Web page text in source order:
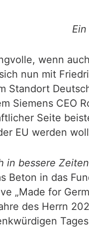
wenn
nun mit
Standort
Siemens CEO
Seite
EU werden
in bessere
Beton in das
„Made for
des Herrn